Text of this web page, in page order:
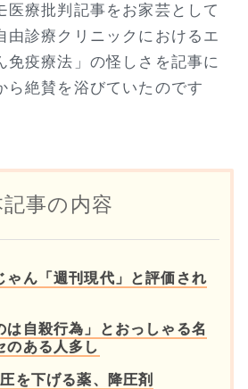
医療批判記事をお家芸として
由診療クリニックにおけるエ
免疫療法」の怪しさを記事に
ら絶賛を浴びていたのです
記事の内容
ゃん「週刊現代」と評価され
は自殺行為」とおっしゃる名
のある人多し
を下げる薬、降圧剤